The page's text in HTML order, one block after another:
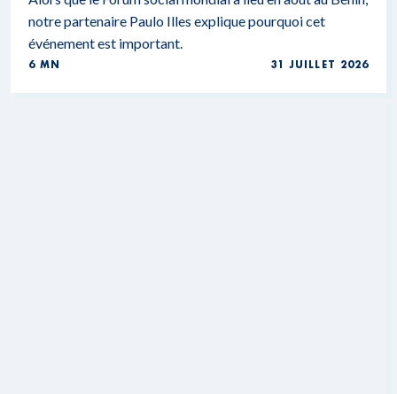
notre partenaire Paulo Illes explique pourquoi cet
événement est important.
6 MN 31 JUILLET 2026